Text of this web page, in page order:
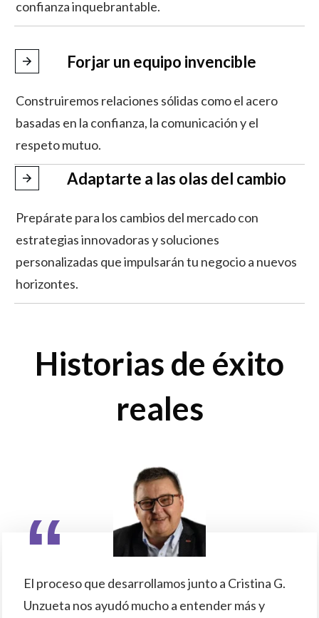
confianza inquebrantable.
Forjar un equipo invencible
Construiremos relaciones sólidas como el acero
basadas en la confianza, la comunicación y el
respeto mutuo.
Adaptarte a las olas del cambio
Prepárate para los cambios del mercado con
estrategias innovadoras y soluciones
personalizadas que impulsarán tu negocio a nuevos
horizontes.
Historias de éxito
reales
“
El proceso que desarrollamos junto a Cristina G.
Unzueta nos ayudó mucho a entender más y